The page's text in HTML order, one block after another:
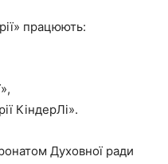
працюють:
КіндерЛі».
Духовної ради